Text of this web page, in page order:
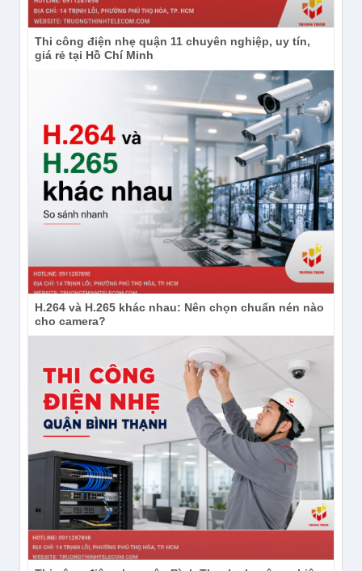
Thi công điện nhẹ quận 11 chuyên nghiệp, uy tín,
giá rẻ tại Hồ Chí Minh
H.264 và H.265 khác nhau: Nên chọn chuẩn nén nào
cho camera?